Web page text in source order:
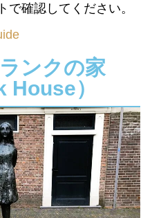
確認してください。
ンクの家
House）